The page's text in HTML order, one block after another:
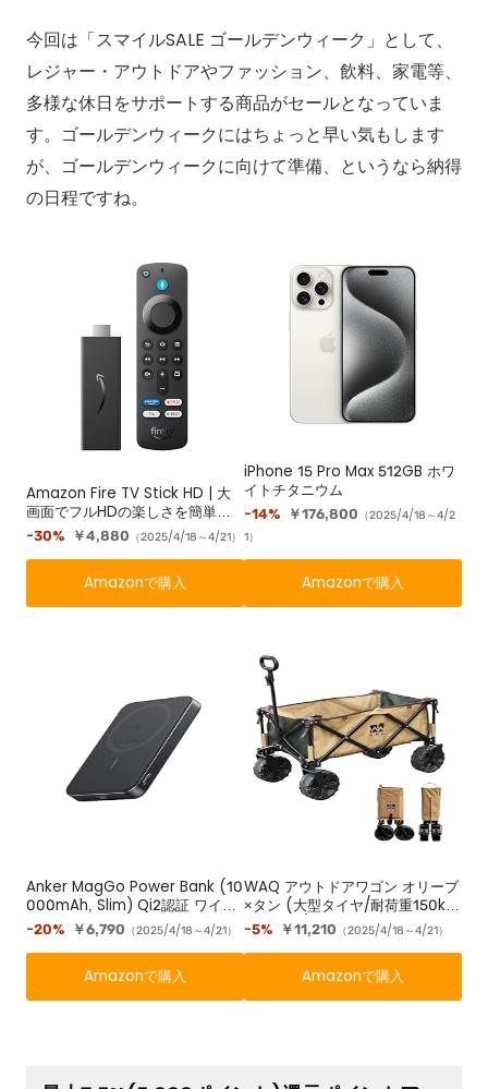
今回は「スマイルSALE ゴールデンウィーク」として、
レジャー・アウトドアやファッション、飲料、家電等、
多様な休日をサポートする商品がセールとなっていま
す。ゴールデンウィークにはちょっと早い気もします
が、ゴールデンウィークに向けて準備、というなら納得
の日程ですね。
Amazon Fire TV Stick HD | 大
画面でフルHDの楽しさを簡単に |
ストリーミングメディアプレイヤ
-30% ￥4,880 （2025/4/18～4/21）
Amazonで購入
iPhone 15 Pro Max 512GB ホワ
イトチタニウム
-14% ￥176,800 （2025/4/18～4/2
1）
Amazonで購入
Anker MagGo Power Bank (10
000mAh, Slim) Qi2認証 ワイヤ
レス充電 最大出力15W MagSafe
対応 マグネット式ワイヤレス充電
対応 コンパクト 薄型 小型 iPhon
e 16 / 15 / 14 / 13 / 12 シリーズ
専用 (ブラック)
-20% ￥6,790 （2025/4/18～4/21）
Amazonで購入
WAQ アウトドアワゴン オリーブ
×タン (大型タイヤ/耐荷重150kg/
自立収納/106L) キャリーワゴン
-5% ￥11,210 （2025/4/18～4/21）
Amazonで購入